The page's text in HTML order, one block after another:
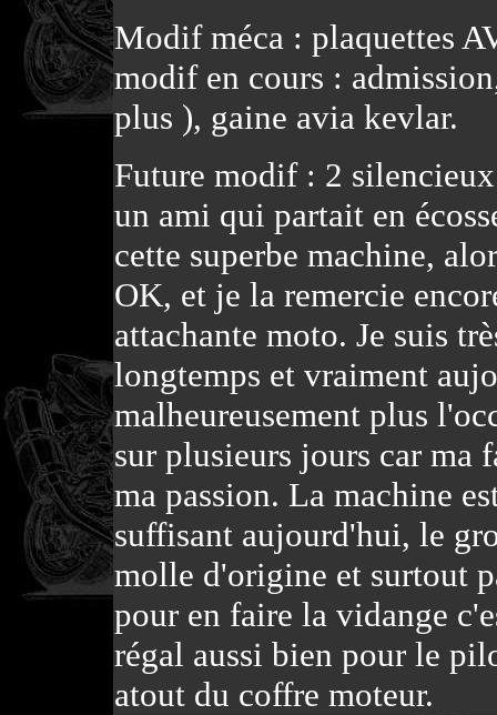
Modif méca : plaquettes
modif en cours :
plus ), gaine avia kevlar.
Future modif : 2
un ami qui partait en
cette superbe machine,
OK, et je la remercie
attachante moto. Je suis
longtemps et vraiment
malheureusement plus
sur plusieurs jours car ma
ma passion. La machine
suffisant aujourd'hui, le
molle d'origine et surtout
pour en faire la vidange
régal aussi bien pour le
atout du coffre moteur.